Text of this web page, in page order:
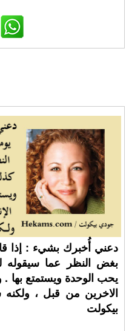
دعني أُخبرك بشيء : إذا
بغض النظر عما سيقوله
يحب الوحدة ويستمتع بها .
الاخرين من قبل ،
بيكولت